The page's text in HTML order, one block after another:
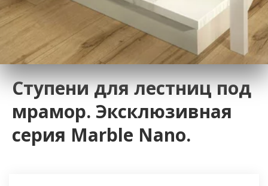
Ступени для лестниц под
мрамор. Эксклюзивная
серия Marble Nano.